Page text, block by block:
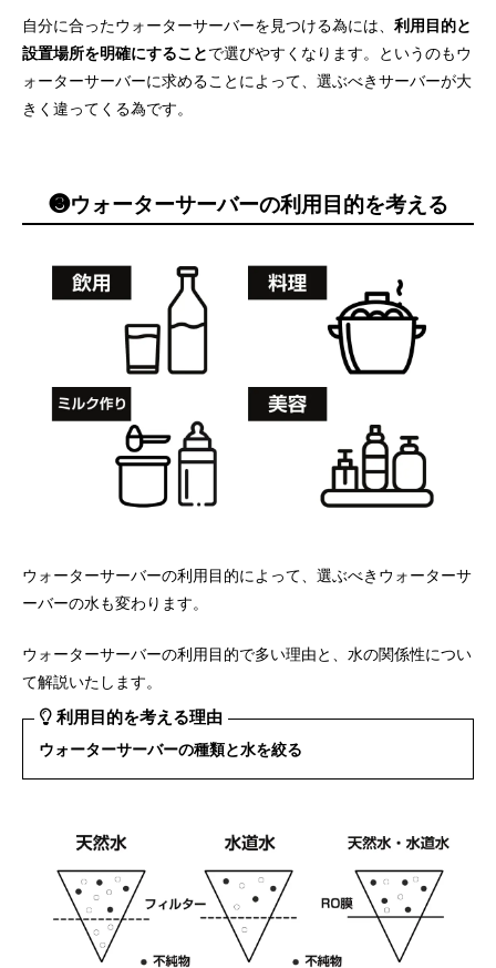
自分に合ったウォーターサーバーを見つける為には、 利用目的と
設置場所を明確にすることで選びやすくなります。というのもウ
ォーターサーバーに求めることによって、選ぶべきサーバーが大
きく違ってくる為です。
❸ウォーターサーバーの利用目的を考える
ウォーターサーバーの利用目的によって、選ぶべきウォーターサ
ーバーの水も変わります。
ウォーターサーバーの利用目的で多い理由と、水の関係性につい
て解説いたします。
利用目的を考える理由
ウォーターサーバーの種類と水を絞る